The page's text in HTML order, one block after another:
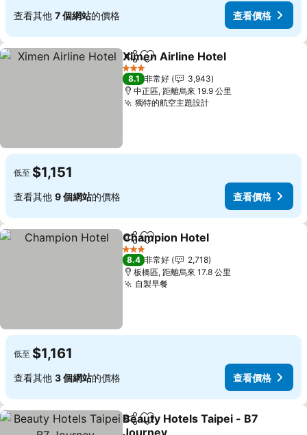
查看其他 7 個網站的價格 查看價格
分享 加入我的最愛
Ximen Airline Hotel
3 星級
8.1 非常好
3,943
中正區, 距離烏來 19.9 公里
獨特的航空主題設計
低至 $1,151
查看其他 9 個網站的價格 查看價格
分享 加入我的最愛
Champion Hotel
3 星級
8.4 非常好
2,718
板橋區, 距離烏來 17.8 公里
自製早餐
低至 $1,161
查看其他 3 個網站的價格 查看價格
分享 加入我的最愛
Beauty Hotels Taipei - B7
Journey